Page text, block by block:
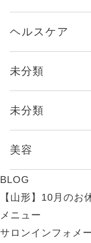
ヘルスケア
未分類
未分類
美容
BLOG
【山形】10月のお
メニュー
サロンインフォメ